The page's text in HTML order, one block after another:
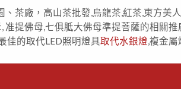
、茶廠，高山茶批發,烏龍茶,紅茶,東方美
, 准提佛母,七俱胝大佛母準提菩薩的相關推
佳的取代LED照明燈具取代水銀燈 ,複金屬